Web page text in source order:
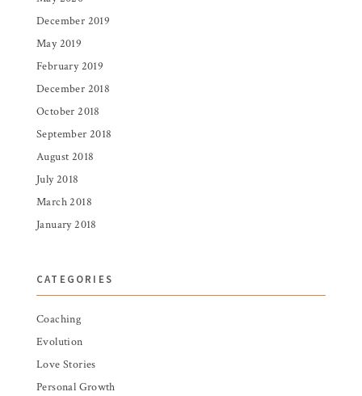
December 2019
May 2019
February 2019
December 2018
October 2018
September 2018
August 2018
July 2018
March 2018
January 2018
CATEGORIES
Coaching
Evolution
Love Stories
Personal Growth